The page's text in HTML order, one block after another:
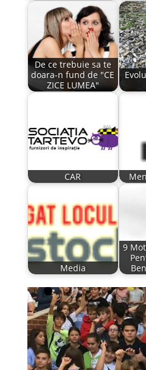
De ce trebuie sa te
doara-n fund de "CE
ZICE LUMEA"
CAR
Media
9